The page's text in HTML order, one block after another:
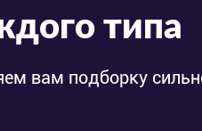
типа
вам подборку